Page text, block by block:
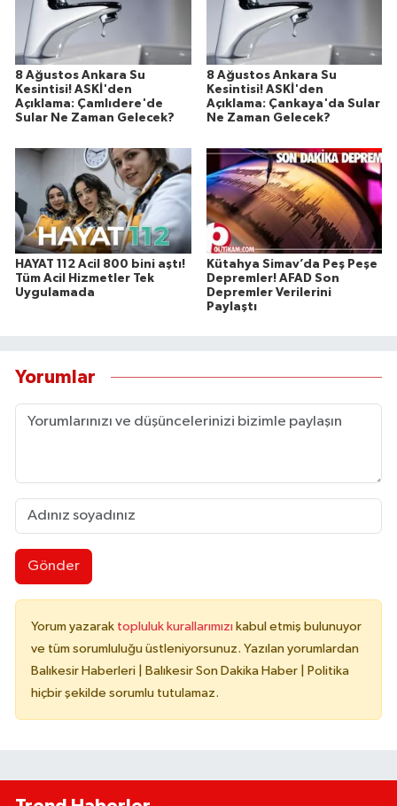
8 Ağustos Ankara Su
Kesintisi! ASKİ'den
Açıklama: Çamlıdere'de
Sular Ne Zaman Gelecek?
8 Ağustos Ankara Su
Kesintisi! ASKİ'den
Açıklama: Çankaya'da Sular
Ne Zaman Gelecek?
HAYAT 112 Acil 800 bini aştı!
Tüm Acil Hizmetler Tek
Uygulamada
Kütahya Simav’da Peş Peşe
Depremler! AFAD Son
Depremler Verilerini
Paylaştı
Yorumlar
Gönder
Yorum yazarak topluluk kurallarımızı kabul etmiş bulunuyor
ve tüm sorumluluğu üstleniyorsunuz. Yazılan yorumlardan
Balıkesir Haberleri | Balıkesir Son Dakika Haber | Politika
hiçbir şekilde sorumlu tutulamaz.